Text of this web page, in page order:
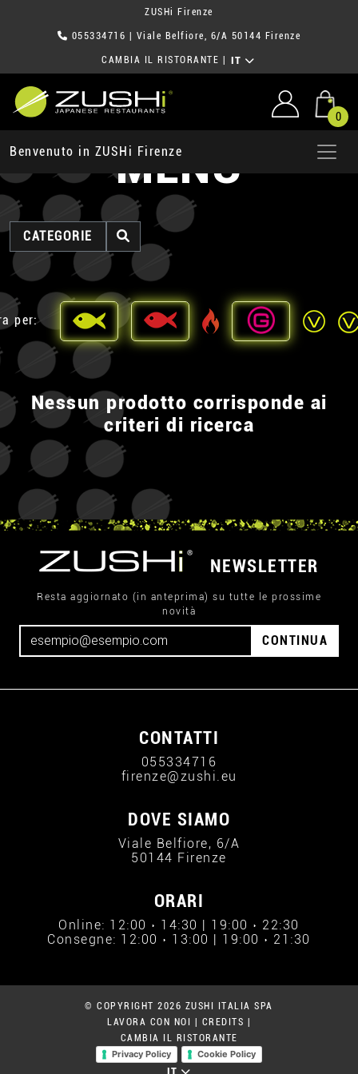
ZUSHi Firenze
055334716 | Viale Belfiore, 6/A 50144 Firenze
CAMBIA IL RISTORANTE IT
0
Benvenuto in ZUSHi Firenze
MENU
CATEGORIE
per:
Nessun prodotto corrisponde ai
criteri di ricerca
NEWSLETTER
Resta aggiornato (in anteprima) su tutte le prossime
novità
CONTINUA
CONTATTI
055334716
firenze@zushi.eu
DOVE SIAMO
Viale Belfiore, 6/A
50144 Firenze
ORARI
Online: 12:00 › 14:30 | 19:00 › 22:30
Consegne: 12:00 › 13:00 | 19:00 › 21:30
© COPYRIGHT 2026 ZUSHI ITALIA SPA
LAVORA CON NOI
CREDITS
CAMBIA IL RISTORANTE
Privacy Policy
Cookie Policy